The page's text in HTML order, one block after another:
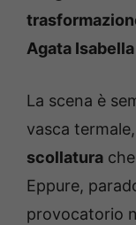
Agata
La scena è
vasca
scollatura
Eppure,
provocatorio